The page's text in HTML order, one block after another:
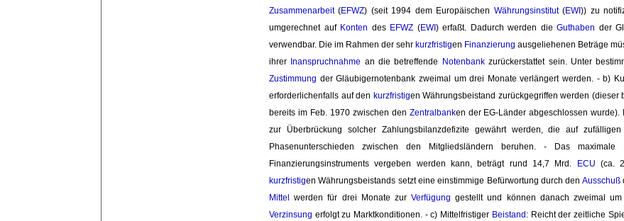
Zusammenarbeit(EFWZ) (seit 1994 dem Europäischen Währungsinstitut(EWI)) zu
umgerechnet auf Konten des EFWZ (EWI) erfaßt. Dadurch werden dieGuthaben der
verwendbar. Die im Rahmen der sehr kurzfristigen Finanzierung ausgeliehenen Beträge
ihrer Inanspruchnahme an die betreffende Notenbankzurückerstattet sein. Unter
Zustimmung der Gläubigernotenbank zweimal um drei Monate verlängert werden. - b)
erforderlichenfalls auf den kurzfristigen Währungsbeistand zurückgegriffen werden (dieser
bereits im Feb. 1970 zwischen den Zentralbanken der EG-Länder abgeschlossen wurde).
zur Überbrückung solcher Zahlungsbilanzdefizite gewährt werden, die auf
Phasenunterschieden zwischen den Mitgliedsländern beruhen. - Das
Finanzierungsinstruments vergeben werden kann, beträgt rund 14,7 Mrd.
ECU (ca.
kurzfristigen Währungsbeistands setzt eine einstimmige Befürwortung durch den Ausschuß
Mittel
werden für drei Monate zur Verfügung gestellt und können danach zweimal
Verzinsung erfolgt zu Marktkonditionen. - c) Mittelfristiger Beistand : Reicht der zeitliche